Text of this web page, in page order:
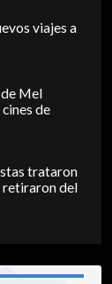
viajes a
Mel
de
trataron
retiraron del